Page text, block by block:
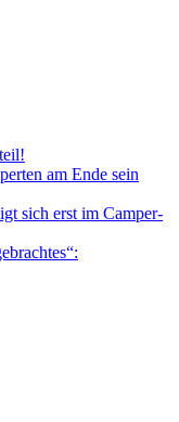
am Ende sein
sich erst im Camper-